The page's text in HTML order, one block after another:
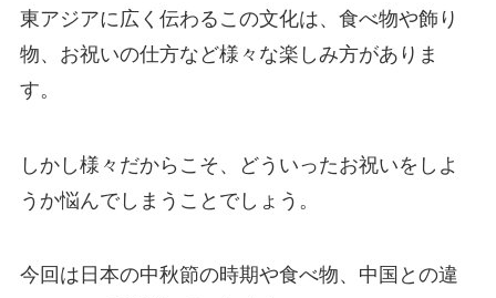
東アジアに広く伝わるこの文化は、食べ物や飾り
物、お祝いの仕方など様々な楽しみ方がありま
す。
しかし様々だからこそ、どういったお祝いをしよ
うか悩んでしまうことでしょう。
今回は日本の中秋節の時期や食べ物、中国との違